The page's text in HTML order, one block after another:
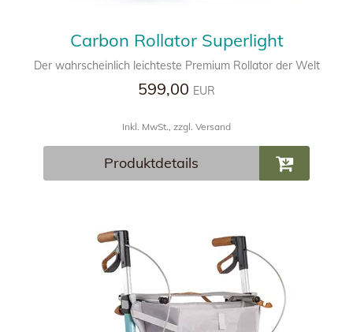
Carbon Rollator Superlight
Der wahrscheinlich leichteste Premium Rollator der Welt
599,00 EUR
Inkl. MwSt., zzgl. Versand
Produktdetails